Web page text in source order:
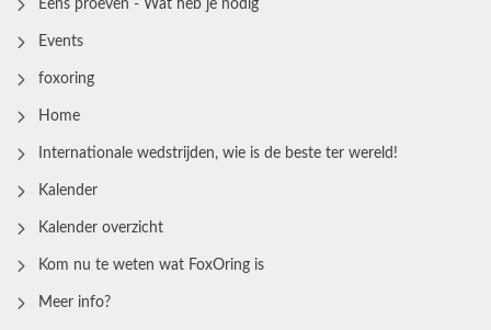
Eens proeven - Wat heb je nodig
Events
foxoring
Home
Internationale wedstrijden, wie is de beste ter wereld!
Kalender
Kalender overzicht
Kom nu te weten wat FoxOring is
Meer info?